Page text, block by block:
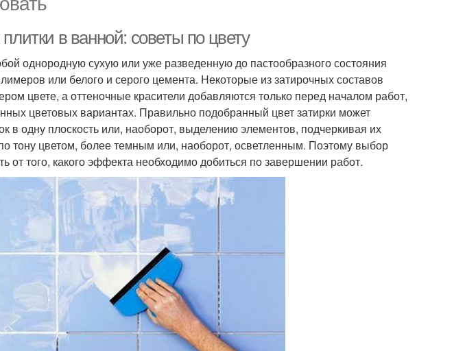
в ванной: советы по цвету
однородную сухую или уже разведенную до пастообразного состояния
или белого и серого цемента. Некоторые из затирочных составов
цвете, а оттеночные красители добавляются только перед началом работ,
цветовых вариантах. Правильно подобранный цвет затирки может
в одну плоскость или, наоборот, выделению элементов, подчеркивая их
тону цветом, более темным или, наоборот, осветленным. Поэтому выбор
от того, какого эффекта необходимо добиться по завершении работ.